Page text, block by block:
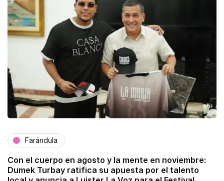
Farándula
Con el cuerpo en agosto y la mente en noviembre:
Dumek Turbay ratifica su apuesta por el talento